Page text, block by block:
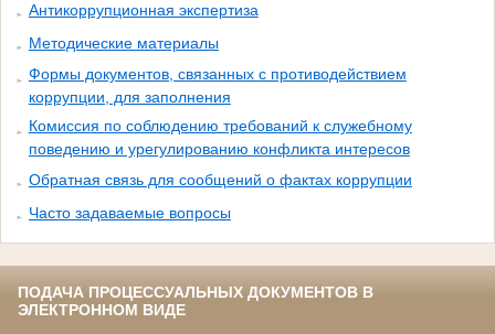
Антикоррупционная экспертиза
Методические материалы
Формы документов, связанных с противодействием
коррупции, для заполнения
Комиссия по соблюдению требований к служебному
поведению и урегулированию конфликта интересов
Обратная связь для сообщений о фактах коррупции
Часто задаваемые вопросы
ПОДАЧА ПРОЦЕССУАЛЬНЫХ ДОКУМЕНТОВ В
ЭЛЕКТРОННОМ ВИДЕ